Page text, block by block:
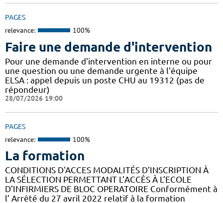
PAGES
relevance: 100%
Faire une demande d'intervention
Pour une demande d'intervention en interne ou pour
une question ou une demande urgente à l'équipe
ELSA : appel depuis un poste CHU au 19312 (pas de
répondeur)
28/07/2026 19:00
PAGES
relevance: 100%
La formation
CONDITIONS D'ACCES MODALITÉS D’INSCRIPTION À
LA SÉLECTION PERMETTANT L’ACCÈS À L’ECOLE
D’INFIRMIERS DE BLOC OPERATOIRE Conformément à
l’ Arrêté du 27 avril 2022 relatif à la formation